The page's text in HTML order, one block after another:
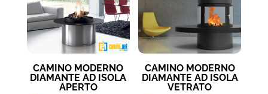
CAMINO MODERNO
DIAMANTE AD ISOLA
APERTO
CAMINO MODERNO
DIAMANTE AD ISOLA
VETRATO